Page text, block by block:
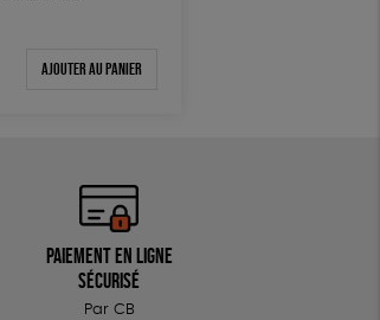
Ajouter au panier
Paiement en ligne
sécurisé
Par CB